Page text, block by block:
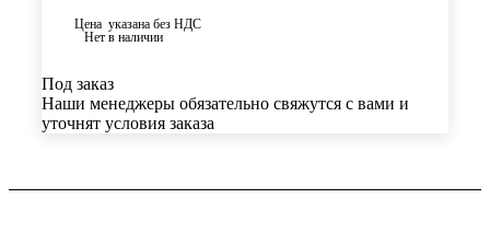
Цена указана без НДС
Нет в наличии
Под заказ
Наши менеджеры обязательно свяжутся с вами и
уточнят условия заказа